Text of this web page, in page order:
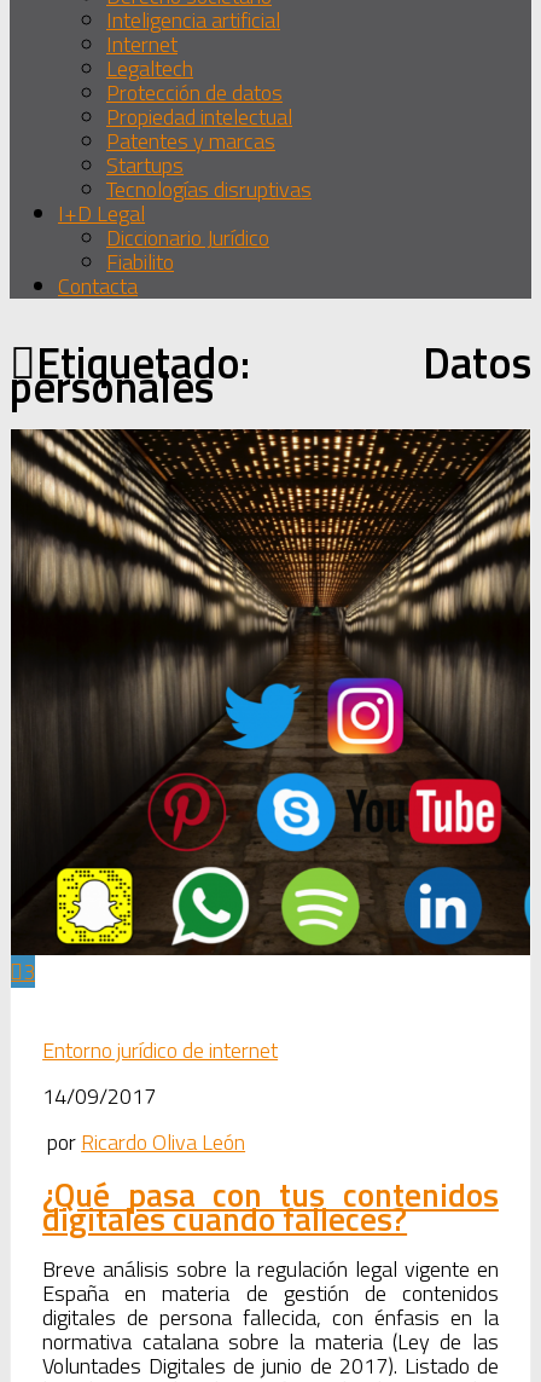
Inteligencia artificial
Internet
Legaltech
Protección de datos
Propiedad intelectual
Patentes y marcas
Startups
Tecnologías disruptivas
I+D Legal
Diccionario Jurídico
Fiabilito
Contacta
Etiquetado: Datos
personales
3
Entorno jurídico de internet
14/09/2017
porRicardo Oliva León
¿Qué pasa con tus contenidos
digitales cuando falleces?
Breve análisis sobre la regulación legal vigente en
España en materia de gestión de contenidos
digitales de persona fallecida, con énfasis en la
normativa catalana sobre la materia (Ley de las
Voluntades Digitales de junio de 2017). Listado de